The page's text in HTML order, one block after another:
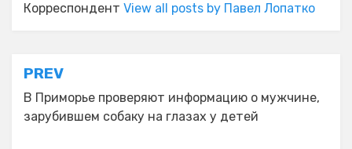
Корреспондент View all posts by Павел Лопатко
Навигация
по
записям
PREV
В Приморье проверяют информацию о мужчине,
зарубившем собаку на глазах у детей